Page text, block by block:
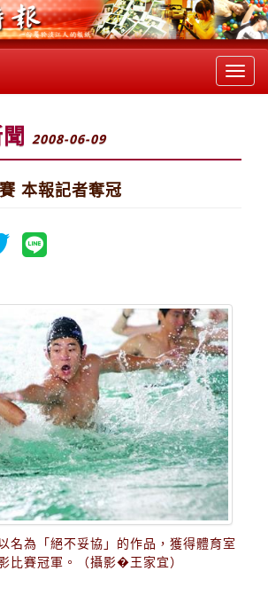
2008-06-09
本報記者奪冠
名為「絕不妥協」的作品，獲得體育室
比賽冠軍。（攝影�王家宜）